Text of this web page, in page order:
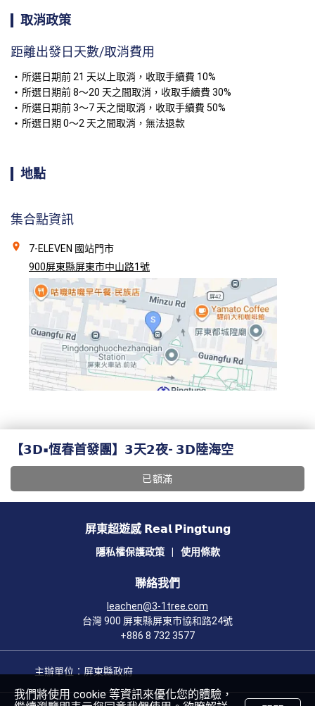
取消政策
距離出發日天數/取消費用
所選日期前 21 天以上取消，收取手續費 10%
所選日期前 8～20 天之間取消，收取手續費 30%
所選日期前 3～7 天之間取消，收取手續費 50%
所選日期 0～2 天之間取消，無法退款
地點
集合點資訊
7-ELEVEN 國站門市
900屏東縣屏東市中山路1號
【𝟯𝗗▪︎恆春首發團】𝟯天𝟮夜‐ 𝟯𝗗陸海空
已額滿
屏東超遊感 𝗥𝗲𝗮𝗹 𝗣𝗶𝗻𝗴𝘁𝘂𝗻𝗴
隱私權保護政策 使用條款
聯絡我們
leachen@3-1tree.com
台灣 900 屏東縣屏東市協和路24號
+886 8 732 3577
主辦單位：屏東縣政府
我們將使用 cookie 等資訊來優化您的體驗，